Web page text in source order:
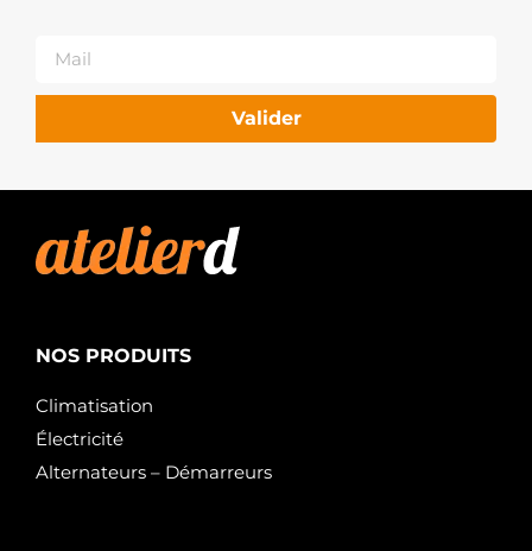
Valider
NOS PRODUITS
Climatisation
Électricité
Alternateurs – Démarreurs